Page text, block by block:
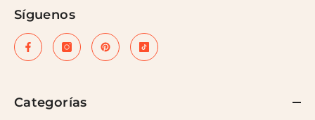
Síguenos
Categorías